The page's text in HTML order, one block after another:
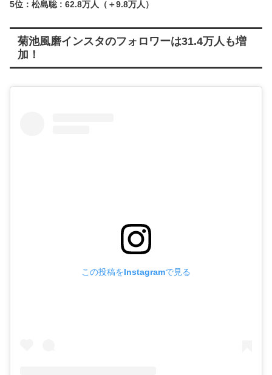
5位：松島聡 : 62.8万人（＋9.8万人）
菊池風磨インスタのフォロワーは31.4万人も増
加！
この投稿をInstagramで見る